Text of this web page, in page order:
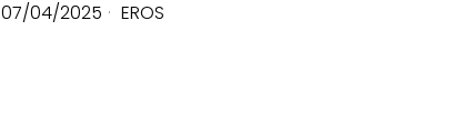
07/04/2025 EROS